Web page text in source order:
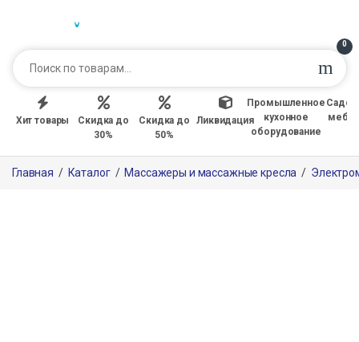
0
Хит товары
Скидка до
30%
Скидка до
50%
Ликвидация
Промышленное
кухонное
оборудование
Главная / Каталог / Массажеры и массажные кресла /